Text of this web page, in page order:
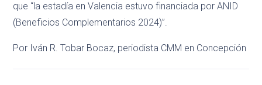
que “la estadía en Valencia estuvo financiada por ANID
(Beneficios Complementarios 2024)”.
Por Iván R. Tobar Bocaz, periodista CMM en Concepción